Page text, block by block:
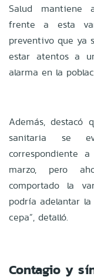
Salud mantiene
frente a esta
preventivo que ya
estar atentos a
alarma en la
Además,
sanitaria se
correspondiente
marzo, pero
comportado la
podría adelantar
cepa”, detalló.
Contagio y